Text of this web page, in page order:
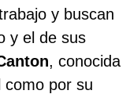
y buscan
y el de sus
, conocida
como por su